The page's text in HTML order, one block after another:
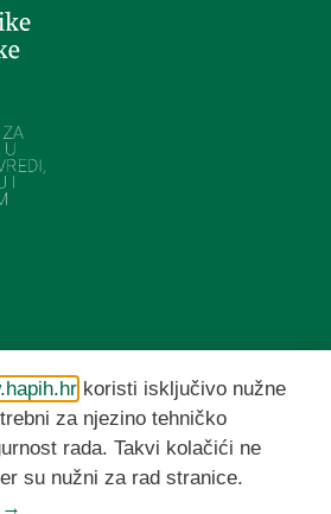
kanal
koristi isključivo nužne
za njezino tehničko
rada. Takvi kolačići ne
su nužni za rad stranice.
→